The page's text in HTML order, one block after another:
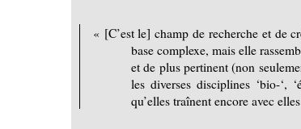
« [C’est le] champ de recherche et de
base complexe, mais elle
et de plus pertinent (non
les diverses disciplines ‘bio-‘,
qu’elles traînent encore avec